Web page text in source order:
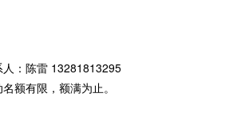
人：陈雷 13281813295
额有限，额满为止。